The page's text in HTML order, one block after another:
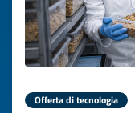
Offerta di tecnologia